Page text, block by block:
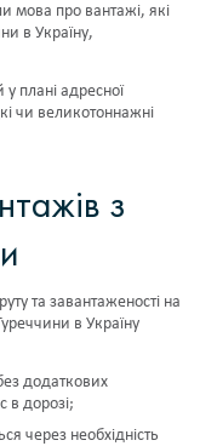
мова про вантажі, які
в Україну,
плані адресної
чи великотоннажні
з
та завантаженості на
в Україну
додаткових
в дорозі;
через необхідність